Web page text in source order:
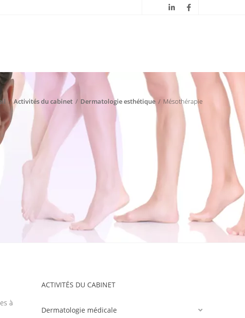
/Activités du cabinet / Dermatologie esthétique / Mésothérapie
à
ACTIVITÉS DU CABINET
Dermatologie médicale